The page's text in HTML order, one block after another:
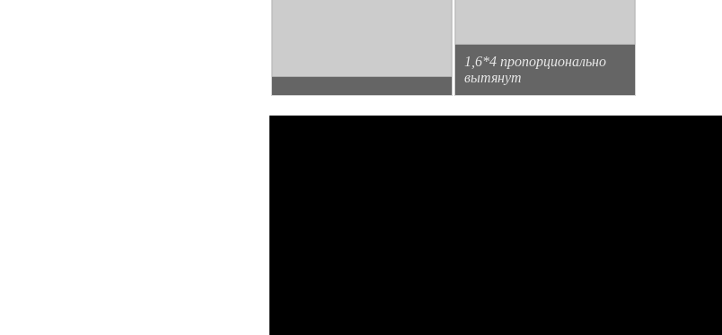
1,6*4 пропорционально
вытянут